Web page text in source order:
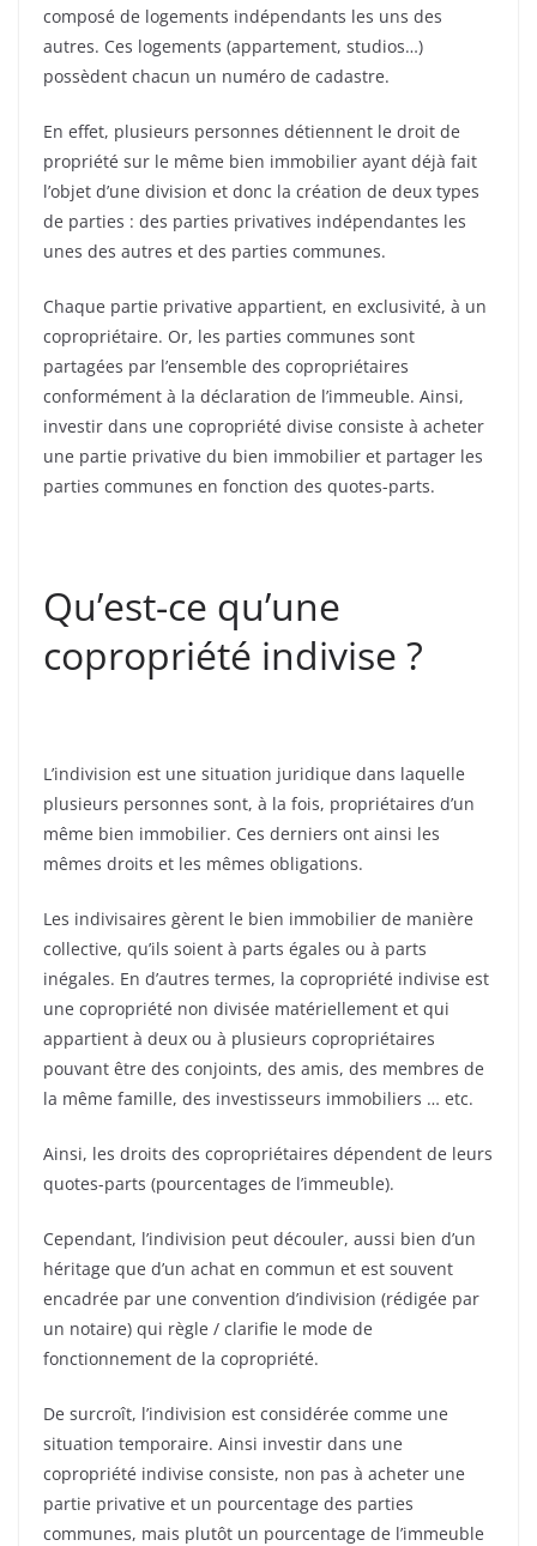
composé de logements indépendants les uns des
autres. Ces logements (appartement, studios…)
possèdent chacun un numéro de cadastre.
En effet, plusieurs personnes détiennent le droit de
propriété sur le même bien immobilier ayant déjà fait
l’objet d’une division et donc la création de deux types
de parties : des parties privatives indépendantes les
unes des autres et des parties communes.
Chaque partie privative appartient, en exclusivité, à un
copropriétaire. Or, les parties communes sont
partagées par l’ensemble des copropriétaires
conformément à la déclaration de l’immeuble. Ainsi,
investir dans une copropriété divise consiste à acheter
une partie privative du bien immobilier et partager les
parties communes en fonction des quotes-parts.
Qu’est-ce qu’une
copropriété indivise ?
L’indivision est une situation juridique dans laquelle
plusieurs personnes sont, à la fois, propriétaires d’un
même bien immobilier. Ces derniers ont ainsi les
mêmes droits et les mêmes obligations.
Les indivisaires gèrent le bien immobilier de manière
collective, qu’ils soient à parts égales ou à parts
inégales. En d’autres termes, la copropriété indivise est
une copropriété non divisée matériellement et qui
appartient à deux ou à plusieurs copropriétaires
pouvant être des conjoints, des amis, des membres de
la même famille, des investisseurs immobiliers … etc.
Ainsi, les droits des copropriétaires dépendent de leurs
quotes-parts (pourcentages de l’immeuble).
Cependant, l’indivision peut découler, aussi bien d’un
héritage que d’un achat en commun et est souvent
encadrée par une convention d’indivision (rédigée par
un notaire) qui règle / clarifie le mode de
fonctionnement de la copropriété.
De surcroît, l’indivision est considérée comme une
situation temporaire. Ainsi investir dans une
copropriété indivise consiste, non pas à acheter une
partie privative et un pourcentage des parties
communes, mais plutôt un pourcentage de l’immeuble